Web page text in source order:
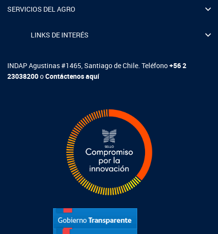
SERVICIOS DEL AGRO
LINKS DE INTERÉS
INDAP Agustinas #1465, Santiago de Chile. Teléfono+56 2
23038200oContáctenos aquí